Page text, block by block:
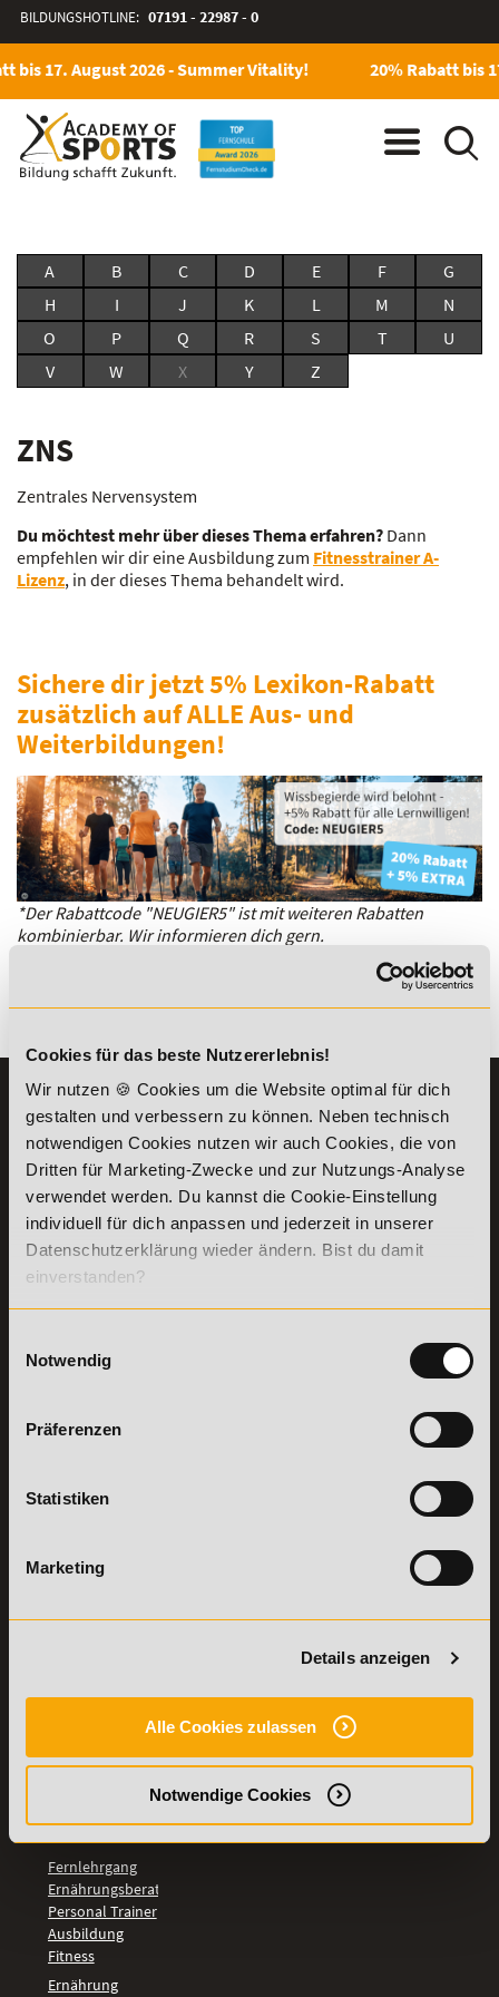
Cookies für das beste Nutzererlebnis!
Wir nutzen 🍪 Cookies um die Website optimal für dich
gestalten und verbessern zu können. Neben technisch
notwendigen Cookies nutzen wir auch Cookies, die von
Dritten für Marketing-Zwecke und zur Nutzungs-Analyse
verwendet werden. Du kannst die Cookie-Einstellung
individuell für dich anpassen und jederzeit in unserer
Datenschutzerklärung wieder ändern. Bist du damit
einverstanden?
Notwendig
Präferenzen
Statistiken
Marketing
Details anzeigen
Alle Cookies zulassen
Notwendige Cookies
BILDUNGSHOTLINE: 07191 - 22987 - 0
bis 17. August 2026 - Summer Vitality! 20% Rabatt bis
A B C D E F
G
H
I J K L M
N
O
P Q R S T
U
V
W X Y Z
ZNS
Zentrales Nervensystem
Du möchtest mehr über dieses Thema erfahren? Dann
empfehlen wir dir eine Ausbildung zum Fitnesstrainer A-
Lizenz, in der dieses Thema behandelt wird.
Sichere dir jetzt 5% Lexikon-Rabatt
zusätzlich auf ALLE Aus- und
Weiterbildungen!
*Der Rabattcode "NEUGIER5" ist mit weiteren Rabatten
kombinierbar. Wir informieren dich gern.
KONTAKT
07191-22987-0
WhatsApp:
+49 (0) 7191 9513201
Academy of Sports GmbH
Willy-Brandt-Platz 2
Fax:
+49 (0) 7191 - 229 87 – 99
Freitag: 8:00 - 17:00 Uhr
Samstag: 9:00 - 15:00 Uhr
Vertrag
INFORMATIONEN
Die Academy
Lehr- und
Lernmethoden
PreisFAIRsprechen
Online Campus
Bring a Friend
Partnerprogramm
Stellenangebote
Weiterbildungen
LEHRGÄNGE
Fitnesstrainer A-
Fernlehrgang
Personal Trainer
Personal Coach
werden
Mentaltrainer
Motivationstrainer
BILDUNGSBEREICHE
Fernlehrgang
Ernährungsberater
Personal Trainer
Ausbildung
Fitness
Ernährung